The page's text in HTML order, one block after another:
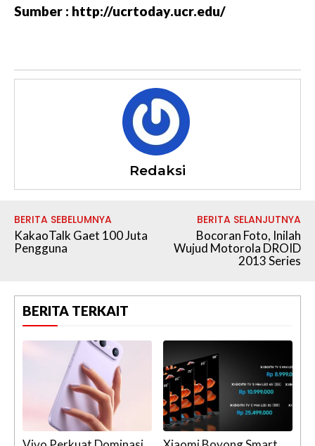
Sumber : http://ucrtoday.ucr.edu/
Redaksi
BERITA SEBELUMNYA
KakaoTalk Gaet 100 Juta
Pengguna
BERITA SELANJUTNYA
Bocoran Foto, Inilah
Wujud Motorola DROID
2013 Series
BERITA TERKAIT